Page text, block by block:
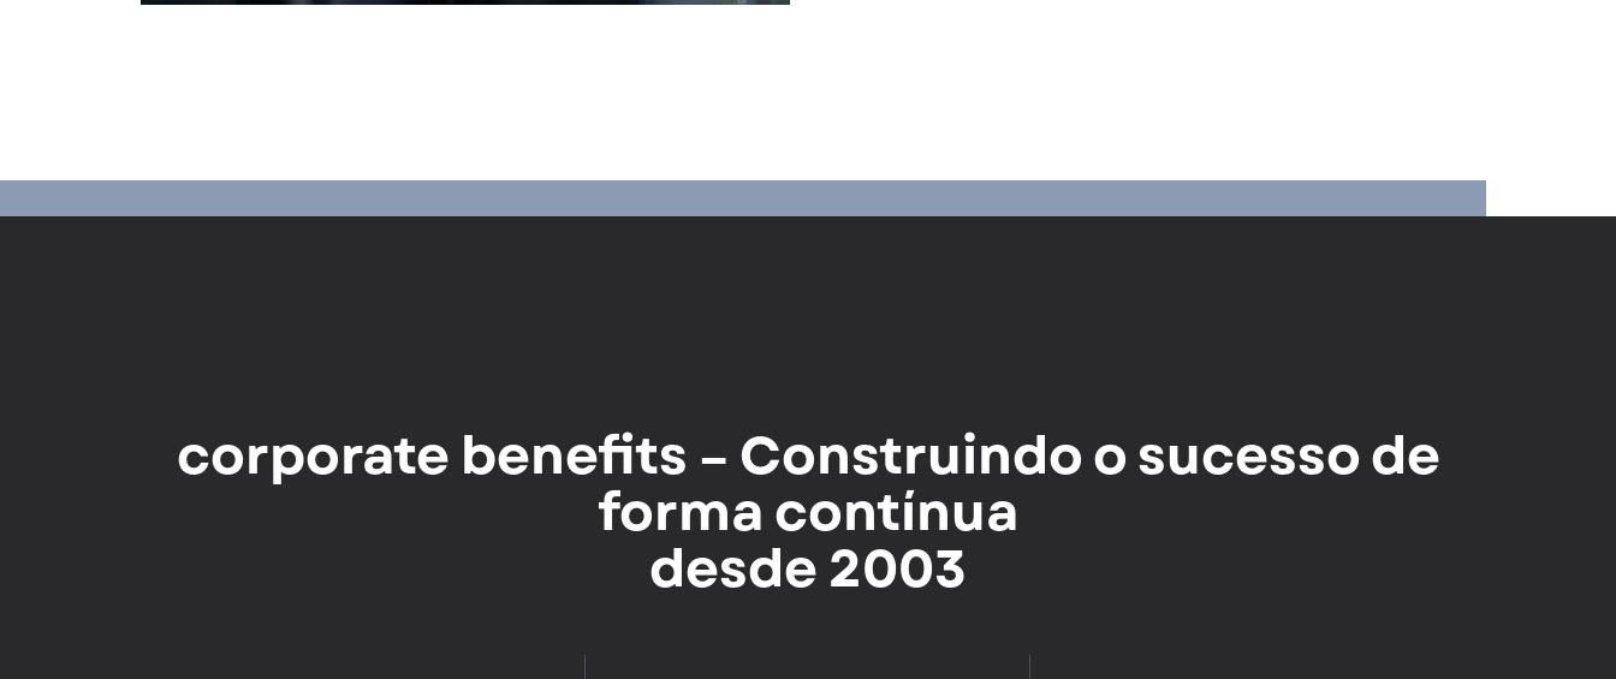
corporate benefits – Construindo o sucesso de
forma contínua
desde 2003